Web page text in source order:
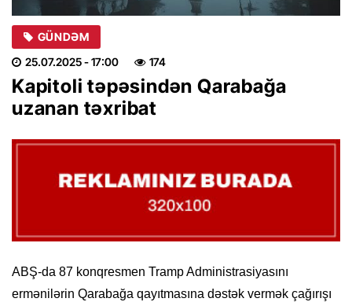
GÜNDƏM
25.07.2025- 17:00 174
Kapitoli təpəsindən Qarabağa
uzanan təxribat
ABŞ-da 87 konqresmen Tramp Administrasiyasını
ermənilərin Qarabağa qayıtmasına dəstək vermək çağırışı